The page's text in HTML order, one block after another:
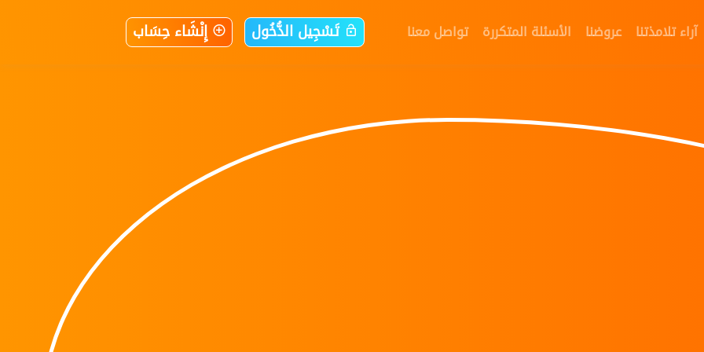
آراء تلامذتنا عروضنا الأسئلة المتكررة تواصل معنا تَسْجِيل الدُّخُول إِنْشَاء حِسَاب